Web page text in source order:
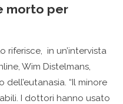
morto per
riferisce, in un’intervista
Wim Distelmans,
“Il minore
I dottori hanno usato